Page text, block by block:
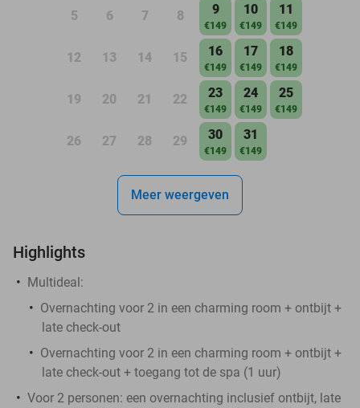
5 6 7 8 9
€149
10
€149
11
€149
12 13 14 15 16
€149
17
€149
18
€149
19 20 21 22 23
€149
24
€149
25
€149
26 27 28 29 30
€149
31
€149
Meer weergeven
Highlights
Multideal:
Overnachting voor 2 in een charming room + ontbijt +
late check-out
Overnachting voor 2 in een charming room + ontbijt +
late check-out + toegang tot de spa (1 uur)
Voor 2 personen: een overnachting inclusief ontbijt, late